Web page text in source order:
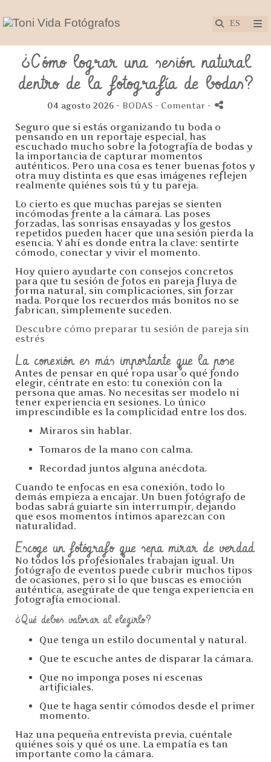
¿Cómo lograr una sesión natural
dentro de la fotografía de bodas?
04 agosto 2026 - BODAS - Comentar -
Seguro que si estás organizando tu boda o
pensando en un reportaje especial, has
escuchado mucho sobre la fotografía de bodas y
la importancia de capturar momentos
auténticos. Pero una cosa es tener buenas fotos y
otra muy distinta es que esas imágenes reflejen
realmente quiénes sois tú y tu pareja.
Lo cierto es que muchas parejas se sienten
incómodas frente a la cámara. Las poses
forzadas, las sonrisas ensayadas y los gestos
repetidos pueden hacer que una sesión pierda la
esencia. Y ahí es donde entra la clave: sentirte
cómodo, conectar y vivir el momento.
Hoy quiero ayudarte con consejos concretos
para que tu sesión de fotos en pareja fluya de
forma natural, sin complicaciones, sin forzar
nada. Porque los recuerdos más bonitos no se
fabrican, simplemente suceden.
Descubre cómo preparar tu sesión de pareja sin
estrés
La conexión es más importante que la pose
Antes de pensar en qué ropa usar o qué fondo
elegir, céntrate en esto: tu conexión con la
persona que amas. No necesitas ser modelo ni
tener experiencia en sesiones. Lo único
imprescindible es la complicidad entre los dos.
Miraros sin hablar.
Tomaros de la mano con calma.
Recordad juntos alguna anécdota.
Cuando te enfocas en esa conexión, todo lo
demás empieza a encajar. Un buen fotógrafo de
bodas sabrá guiarte sin interrumpir, dejando
que esos momentos íntimos aparezcan con
naturalidad.
Escoge un fotógrafo que sepa mirar de verdad
No todos los profesionales trabajan igual. Un
fotógrafo de eventos puede cubrir muchos tipos
de ocasiones, pero si lo que buscas es emoción
auténtica, asegúrate de que tenga experiencia en
fotografía emocional.
¿Qué debes valorar al elegirlo?
Que tenga un estilo documental y natural.
Que te escuche antes de disparar la cámara.
Que no imponga poses ni escenas
artificiales.
Que te haga sentir cómodos desde el primer
momento.
Haz una pequeña entrevista previa, cuéntale
quiénes sois y qué os une. La empatía es tan
importante como la cámara.